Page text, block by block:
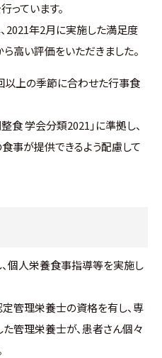
っています。
2021年2月に実施した満足度
高い評価をいただきました。
以上の季節に合わせた行事食
食 学会分類2021」に準拠し、
事が提供できるよう配慮して
個人栄養食事指導等を実施し
管理栄養士の資格を有し、専
管理栄養士が、患者さん個々